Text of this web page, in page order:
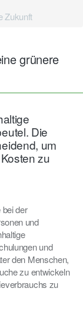
Zukunft
grünere
Die
um
zu
bei der
und
und
den Menschen,
zu entwickeln
zu